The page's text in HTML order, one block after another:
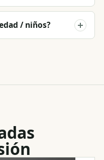
/ niños?